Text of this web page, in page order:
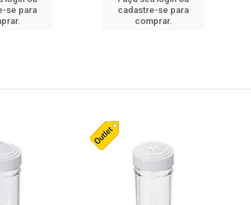
se para
cadastre-se para
comprar.